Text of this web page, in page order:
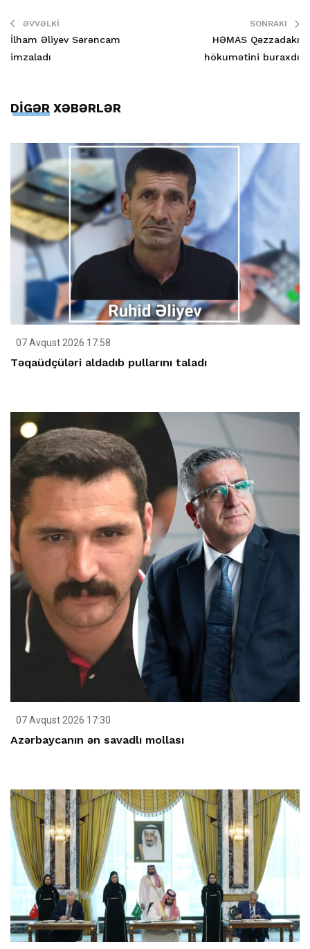
ƏVVƏLKI
İlham Əliyev Sərəncam
imzaladı
SONRAKI
HƏMAS Qəzzadakı
hökumətini buraxdı
DİGƏR XƏBƏRLƏR
07 Avqust 2026 17:58
Təqaüdçüləri aldadıb pullarını taladı
07 Avqust 2026 17:30
Azərbaycanın ən savadlı mollası